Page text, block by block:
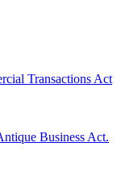
Transactions Act
Business Act.